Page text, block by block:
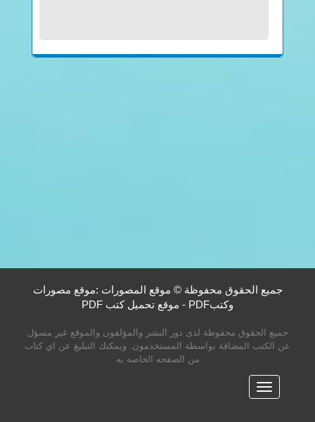
جميع الحقوق محفوظة © موقع المصورات :موقع مصورات
وكتبPDF - موقع تحميل كتب PDF
جميع الحقوق محفوظة لدى دور النشر والمؤلفون والموقع غير مسؤل
عن الكتب المضافة بواسطة المستخدمون. ويمكنك التبليغ عن اي كتاب
من الصفحه الخاصه به
القائمه